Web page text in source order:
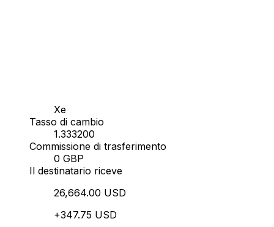
Xe
Tasso di cambio
1.333200
Commissione di trasferimento
0 GBP
Il destinatario riceve
26,664.00 USD
+347.75 USD